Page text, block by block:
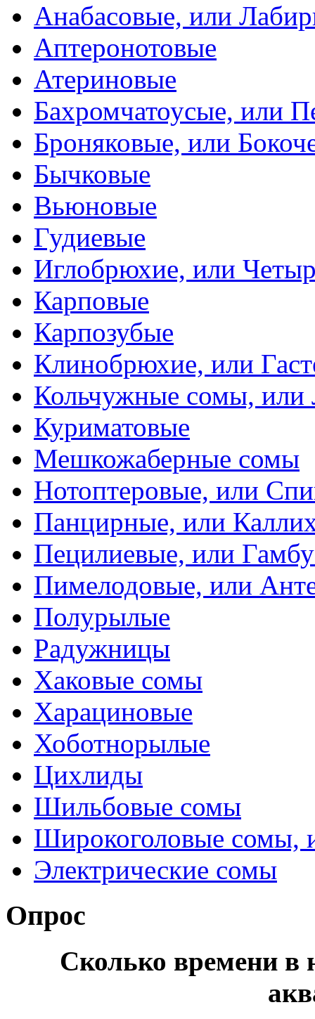
Анабасовые, или
Аптеронотовые
Атериновые
Бахромчатоусые, или
Броняковые, или
Бычковые
Вьюновые
Гудиевые
Иглобрюхие, или
Карповые
Карпозубые
Клинобрюхие, или
Кольчужные сомы, или
Куриматовые
Мешкожаберные сомы
Нотоптеровые, или
Панцирные, или
Пецилиевые, или
Пимелодовые, или
Полурылые
Радужницы
Хаковые сомы
Харациновые
Хоботнорылые
Цихлиды
Шильбовые сомы
Широкоголовые сомы,
Электрические сомы
Опрос
Сколько времени в